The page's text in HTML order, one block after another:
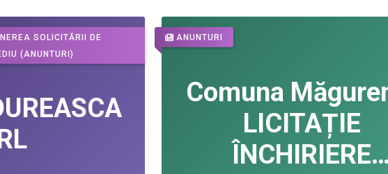
SOLICITĂRII DE
(ANUNTURI)
ANUNTURI